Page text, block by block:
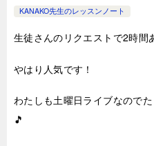
KANAKO先生のレッスンノート
生徒さんのリクエストで2時間
やはり人気です！
わたしも土曜日ライブなので
🎵